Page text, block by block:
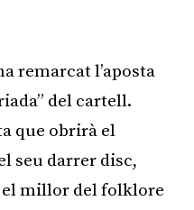
remarcat l’aposta
del cartell.
que obrirà el
seu darrer disc,
el millor del folklore